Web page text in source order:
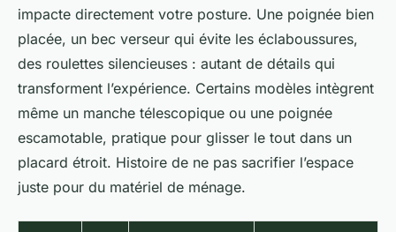
impacte directement votre posture. Une poignée bien
placée, un bec verseur qui évite les éclaboussures,
des roulettes silencieuses : autant de détails qui
transforment l’expérience. Certains modèles intègrent
même un manche télescopique ou une poignée
escamotable, pratique pour glisser le tout dans un
placard étroit. Histoire de ne pas sacrifier l’espace
juste pour du matériel de ménage.